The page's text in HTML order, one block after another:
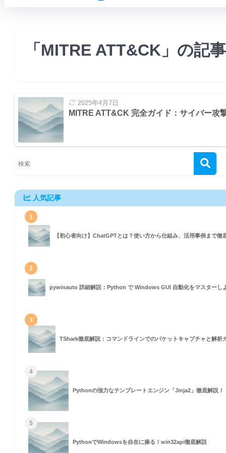
ーネント (Components)
ミング (Adversary Emulation and Red Teaming)
and Engineering)
ーク (CSF)
「MITRE ATT&CK」の記
2025年4月7日
MITRE ATT&CK 完全ガイド：サイバー攻
人気記事
1
【初心者向け】ChatGPTとは？使い方から仕組み、活用事例まで徹
2
pywinauto 詳細解説：Python で Windows GUI 自動化をマスターし
3
TShark徹底解説：コマンドラインでのパケットキャプチャと解析
4
Pythonの強力なテンプレートエンジン「Jinja2」徹底解説！
5
PythonでWindowsを自在に操る！win32api徹底解説